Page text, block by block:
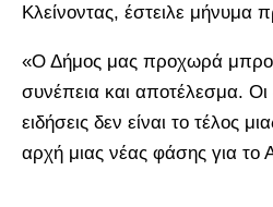
Κλείνοντας, έστειλε μήνυμα
«Ο Δήμος μας προχωρά
συνέπεια και αποτέλεσμα.
ειδήσεις δεν είναι το τέλος
αρχή μιας νέας φάσης για το